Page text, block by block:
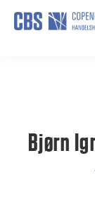
Skip
Bjørn